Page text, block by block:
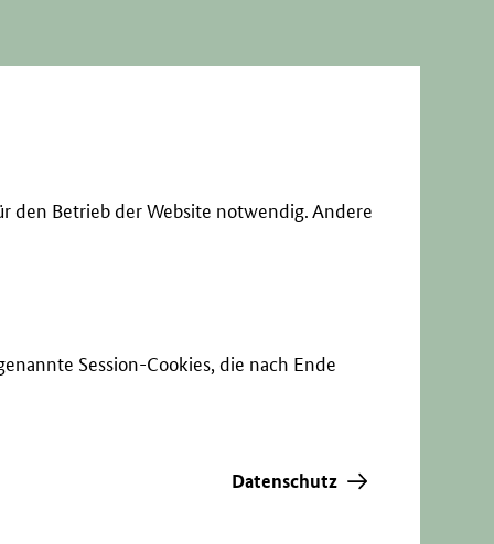
den Betrieb der Website notwendig. Andere
Session-Cookies, die nach Ende
Datenschutz